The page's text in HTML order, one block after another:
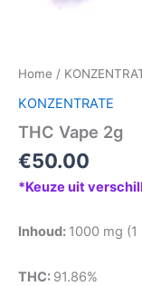
Home /
KONZENTRATE
THC Vape 2g
€50.00
*Keuze uit
Inhoud: 1000 mg (1
THC: 91.86%